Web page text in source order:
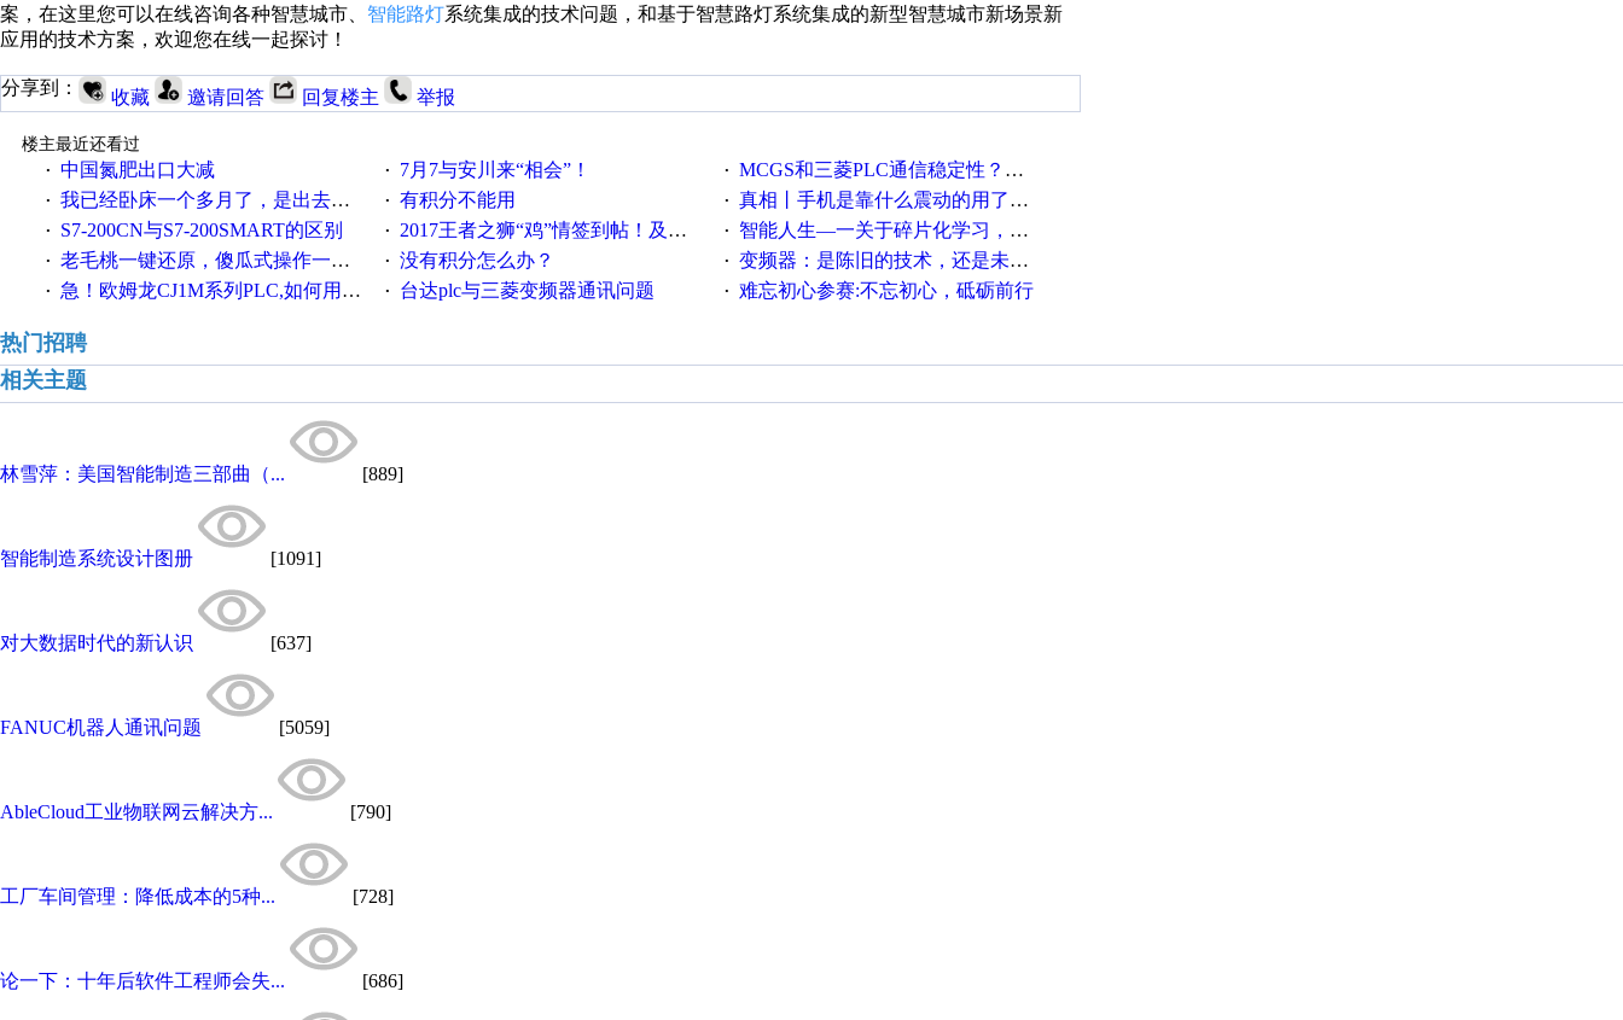
案，在这里您可以在线咨询各种智慧城市、 智能路灯系统集成的技术问题，和基于智慧路灯系统集成的新型智慧城市新场景新
应用的技术方案，欢迎您在线一起探讨！
分享到： 收藏 邀请回答 回复楼主 举报
楼主最近还看过
· 中国氮肥出口大减 · 7月7与安川来“相会”！ · MCGS和三菱PLC通信稳定性？？？
· 我已经卧床一个多月了，是出去安装机械手在高速遭遇车祸所致:大家工作都要特别注意啊 · 有积分不能用 · 真相丨手机是靠什么震动的用了这么多年才知道！
· S7-200CN与S7-200SMART的区别 · 2017王者之狮“鸡”情签到帖！及时更新在线研讨会预告 · 智能人生—一关于碎片化学习，看这一篇就够了！
· 老毛桃一键还原，傻瓜式操作一键轻松备份还原；程序为向导式安装，一键即可实现自动备份或还原系统。 · 没有积分怎么办？ · 变频器：是陈旧的技术，还是未来的幕后英雄？
· 急！欧姆龙CJ1M系列PLC,如何用时间控制变频器。要求时间在组态王中可以自由输入！拜托各位大神了！ · 台达plc与三菱变频器通讯问题 · 难忘初心参赛:不忘初心，砥砺前行
热门招聘
相关主题
林雪萍：美国智能制造三部曲（... [889]
智能制造系统设计图册 [1091]
对大数据时代的新认识 [637]
FANUC机器人通讯问题 [5059]
AbleCloud工业物联网云解决方... [790]
工厂车间管理：降低成本的5种... [728]
论一下：十年后软件工程师会失... [686]